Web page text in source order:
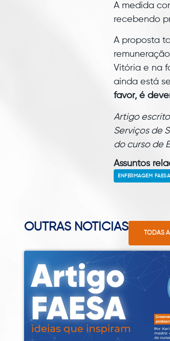
A medida
recebendo
A proposta
Vitória e na
ainda está
favor, é
Artigo
Serviços de
do curso de
Assuntos
ENFERMAGEM FAESA
OUTRAS NOTÍCIAS TODAS